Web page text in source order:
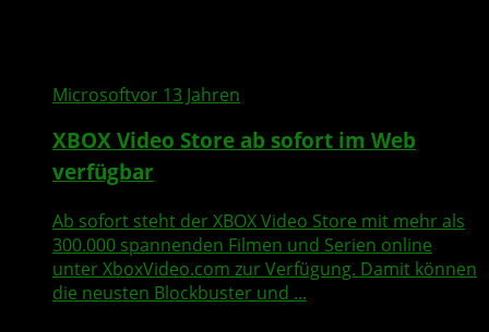
Microsoftvor 13 Jahren
XBOX Video Store ab sofort im Web
verfügbar
Ab sofort steht der XBOX Video Store mit mehr als
300.000 spannenden Filmen und Serien online
unter XboxVideo.com zur Verfügung. Damit können
die neusten Blockbuster und ...